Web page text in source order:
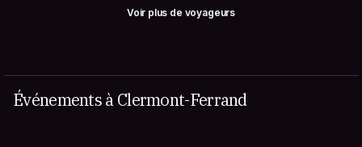
Voir plus de voyageurs
Événements à Clermont-Ferrand